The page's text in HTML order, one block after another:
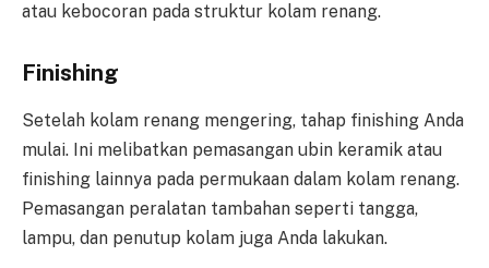
atau kebocoran pada struktur kolam renang.
Finishing
Setelah kolam renang mengering, tahap finishing Anda
mulai. Ini melibatkan pemasangan ubin keramik atau
finishing lainnya pada permukaan dalam kolam renang.
Pemasangan peralatan tambahan seperti tangga,
lampu, dan penutup kolam juga Anda lakukan.